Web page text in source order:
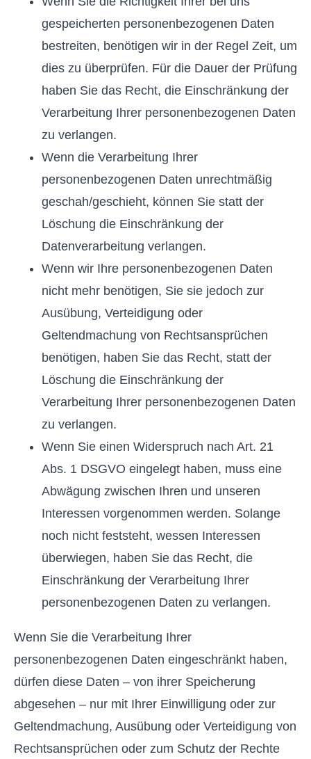
gespeicherten personenbezogenen Daten
bestreiten, benötigen wir in der Regel Zeit, um
dies zu überprüfen. Für die Dauer der Prüfung
haben Sie das Recht, die Einschränkung der
Verarbeitung Ihrer personenbezogenen Daten
zu verlangen.
Wenn die Verarbeitung Ihrer
personenbezogenen Daten unrechtmäßig
geschah/geschieht, können Sie statt der
Löschung die Einschränkung der
Datenverarbeitung verlangen.
Wenn wir Ihre personenbezogenen Daten
nicht mehr benötigen, Sie sie jedoch zur
Ausübung, Verteidigung oder
Geltendmachung von Rechtsansprüchen
benötigen, haben Sie das Recht, statt der
Löschung die Einschränkung der
Verarbeitung Ihrer personenbezogenen Daten
zu verlangen.
Wenn Sie einen Widerspruch nach Art. 21
Abs. 1 DSGVO eingelegt haben, muss eine
Abwägung zwischen Ihren und unseren
Interessen vorgenommen werden. Solange
noch nicht feststeht, wessen Interessen
überwiegen, haben Sie das Recht, die
Einschränkung der Verarbeitung Ihrer
personenbezogenen Daten zu verlangen.
Wenn Sie die Verarbeitung Ihrer
personenbezogenen Daten eingeschränkt haben,
dürfen diese Daten – von ihrer Speicherung
abgesehen – nur mit Ihrer Einwilligung oder zur
Geltendmachung, Ausübung oder Verteidigung von
Rechtsansprüchen oder zum Schutz der Rechte